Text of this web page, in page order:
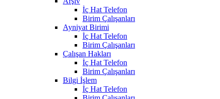
İç Hat Telefon
Birim Çalışanları
Ayniyat Birimi
İç Hat Telefon
Birim Çalışanları
Çalışan Hakları
İç Hat Telefon
Birim Çalışanları
Bilgi İşlem
İç Hat Telefon